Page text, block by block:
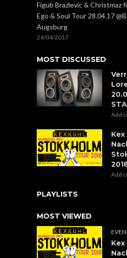
Figub Brazlevic & Christmaz
Ego & Soul Tour 28.04.17
Augsburg
24/04/2017
MOST DISCUSSED
Add
Kex
Add
PLAYLISTS
MOST VIEWED
Kex